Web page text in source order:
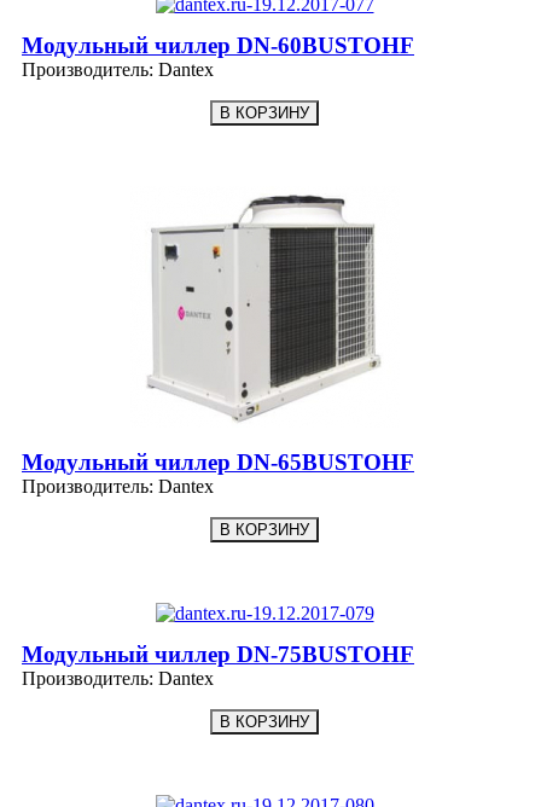
Модульный чиллер DN-60BUSTOHF
Производитель: Dantex
Модульный чиллер DN-65BUSTOHF
Производитель: Dantex
Модульный чиллер DN-75BUSTOHF
Производитель: Dantex